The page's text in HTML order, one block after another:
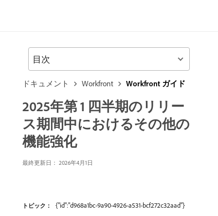
ドキュメント Workfront Workfront ガイド
2025年第 1 四半期のリリー
ス期間中におけるその他の
機能強化
最終更新日： 2026年4月1日
トピック： {"id":"d968a1bc-9a90-4926-a531-bcf272c32aad"}
目次